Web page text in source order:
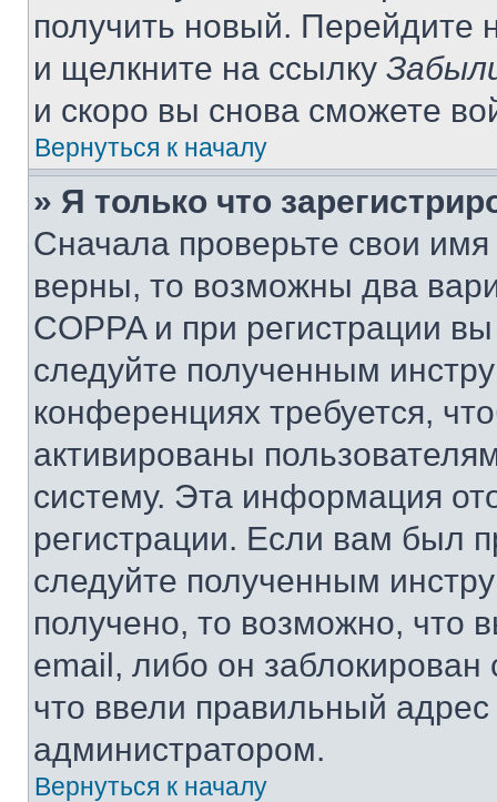
получить новый. Перейдите
и щелкните на ссылку
и скоро вы снова сможете
Вернуться к началу
» Я только что
Сначала проверьте свои
верны, то возможны два
COPPA и при регистрации
следуйте полученным
конференциях требуется,
активированы
систему. Эта информация
регистрации. Если вам был
следуйте полученным
получено, то возможно, что
email, либо он
что ввели правильный адрес
администратором.
Вернуться к началу